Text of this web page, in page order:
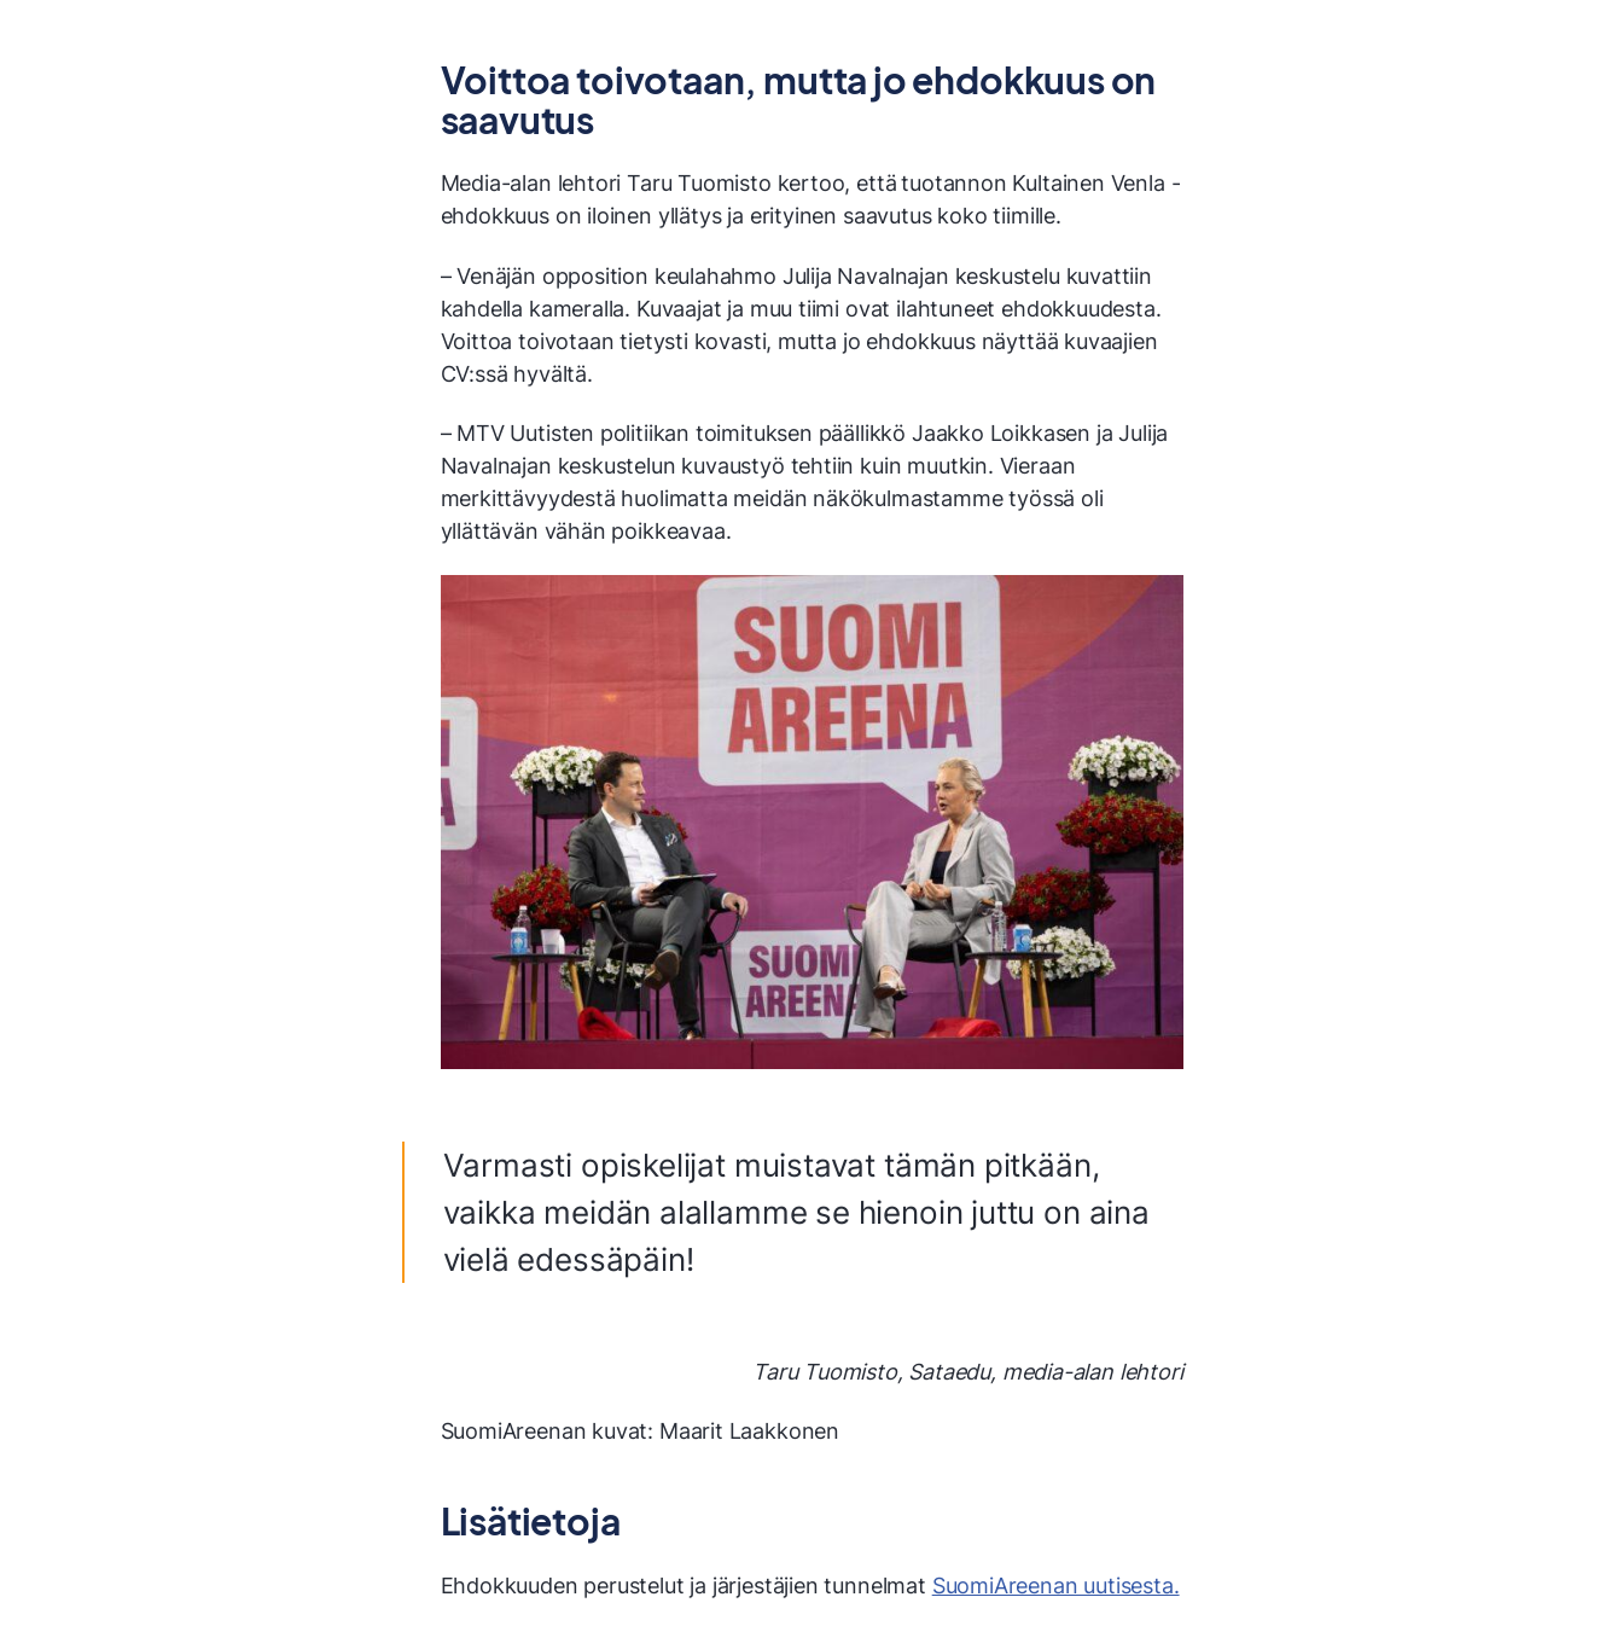
Voittoa toivotaan, mutta jo ehdokkuus on
saavutus
Media-alan lehtori Taru Tuomisto kertoo, että tuotannon Kultainen Venla -
ehdokkuus on iloinen yllätys ja erityinen saavutus koko tiimille.
– Venäjän opposition keulahahmo Julija Navalnajan keskustelu kuvattiin
kahdella kameralla. Kuvaajat ja muu tiimi ovat ilahtuneet ehdokkuudesta.
Voittoa toivotaan tietysti kovasti, mutta jo ehdokkuus näyttää kuvaajien
CV:ssä hyvältä.
– MTV Uutisten politiikan toimituksen päällikkö Jaakko Loikkasen ja Julija
Navalnajan keskustelun kuvaustyö tehtiin kuin muutkin. Vieraan
merkittävyydestä huolimatta meidän näkökulmastamme työssä oli
yllättävän vähän poikkeavaa.
Varmasti opiskelijat muistavat tämän pitkään,
vaikka meidän alallamme se hienoin juttu on aina
vielä edessäpäin!
Taru Tuomisto, Sataedu, media-alan lehtori
SuomiAreenan kuvat: Maarit Laakkonen
Lisätietoja
Ehdokkuuden perustelut ja järjestäjien tunnelmat SuomiAreenan uutisesta.